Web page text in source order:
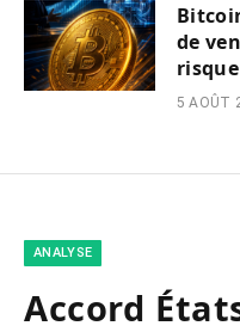
de
5 AOÛT
ANALYSE
Accord